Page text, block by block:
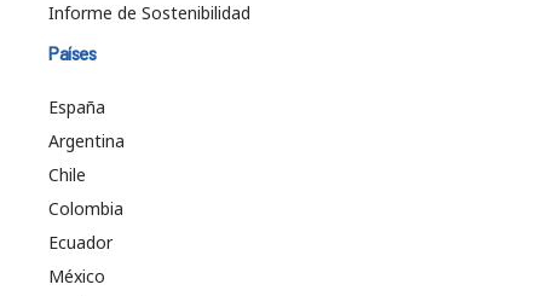
Informe de Sostenibilidad
Países
España
Argentina
Chile
Colombia
Ecuador
México